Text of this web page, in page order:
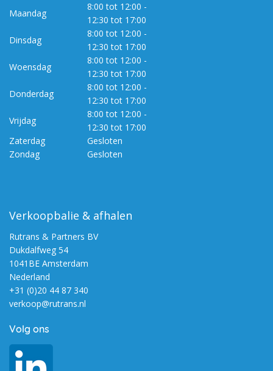
Maandag
8:00 tot 12:00 -
12:30 tot 17:00
Dinsdag
8:00 tot 12:00 -
12:30 tot 17:00
Woensdag
8:00 tot 12:00 -
12:30 tot 17:00
Donderdag
8:00 tot 12:00 -
12:30 tot 17:00
Vrijdag
8:00 tot 12:00 -
12:30 tot 17:00
Zaterdag
Gesloten
Zondag
Gesloten
Verkoopbalie & afhalen
Rutrans & Partners BV
Dukdalfweg 54
1041BE Amsterdam
Nederland
+31 (0)20 44 87 340
verkoop@rutrans.nl
Volg ons